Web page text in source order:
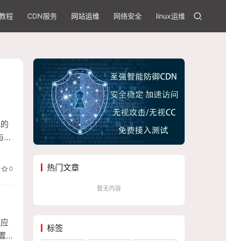
程 CDN服务 网站运维 网络安全 linux运维
服
0 热门文章
暂无内容
标签